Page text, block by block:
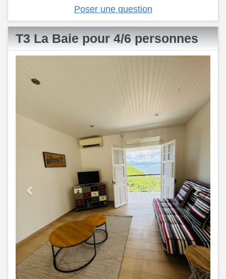
Poser une question
T3 La Baie pour 4/6 personnes